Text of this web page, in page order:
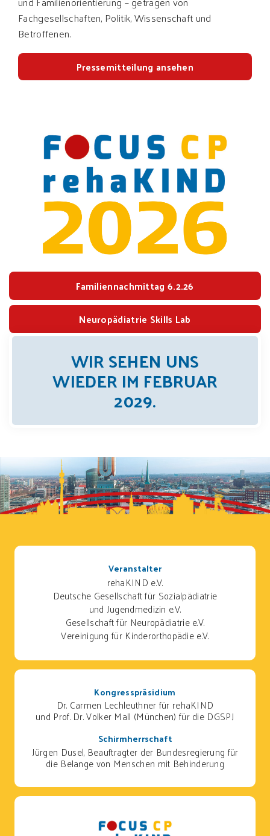
Fachgesellschaften, Politik, Wissenschaft und
Betroffenen.
Pressemitteilung ansehen
Familiennachmittag 6.2.26
Neuropädiatrie Skills Lab
WIR SEHEN UNS
WIEDER IM FEBRUAR
2029.
Veranstalter
rehaKIND e.V.
Deutsche Gesellschaft für Sozialpädiatrie
und Jugendmedizin e.V.
Gesellschaft für Neuropädiatrie e.V.
Vereinigung für Kinderorthopädie e.V.
Kongresspräsidium
Dr. Carmen Lechleuthner für rehaKIND
und Prof. Dr. Volker Mall (München) für die DGSPJ
Schirmherrschaft
Jürgen Dusel, Beauftragter der Bundesregierung für
die Belange von Menschen mit Behinderung